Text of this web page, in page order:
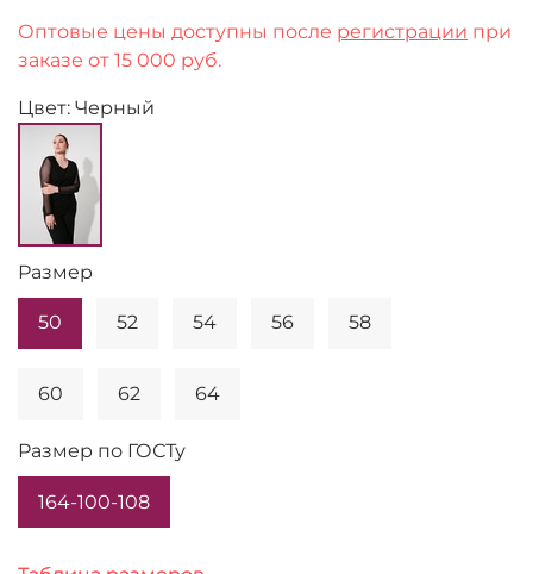
Оптовые цены доступны после регистрации при
заказе от 15 000 руб.
Цвет: Черный
Размер
50 52 54 56 58
60 62 64
Размер по ГОСТу
164-100-108